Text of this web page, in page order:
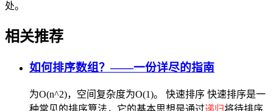
处。
相关推荐
如何排序数组？——一份详尽的指南
为O(n^2)，空间复杂度为O(1)。 快速排序 快速排序是一
种常见的排序算法，它的基本思想是通过递归将待排序